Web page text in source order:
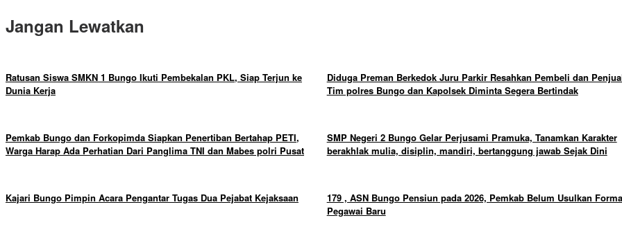
Jangan Lewatkan
Ratusan Siswa SMKN 1 Bungo Ikuti Pembekalan PKL, Siap Terjun ke
Dunia Kerja
Diduga Preman Berkedok Juru Parkir Resahkan Pembeli dan
Tim polres Bungo dan Kapolsek Diminta Segera Bertindak
Pemkab Bungo dan Forkopimda Siapkan Penertiban Bertahap PETI,
Warga Harap Ada Perhatian Dari Panglima TNI dan Mabes polri Pusat
SMP Negeri 2 Bungo Gelar Perjusami Pramuka, Tanamkan Karakter
berakhlak mulia, disiplin, mandiri, bertanggung jawab Sejak Dini
Kajari Bungo Pimpin Acara Pengantar Tugas Dua Pejabat Kejaksaan
179 , ASN Bungo Pensiun pada 2026, Pemkab Belum Usulkan
Pegawai Baru